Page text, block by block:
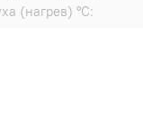
(нагрев) °C: